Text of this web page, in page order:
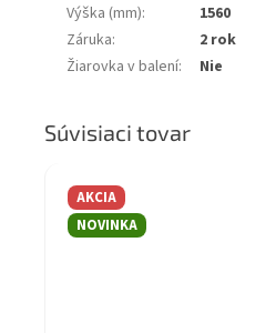
Výška (mm):
1560
Záruka:
2 rok
Žiarovka v balení: Nie
Súvisiaci tovar
AKCIA
NOVINKA